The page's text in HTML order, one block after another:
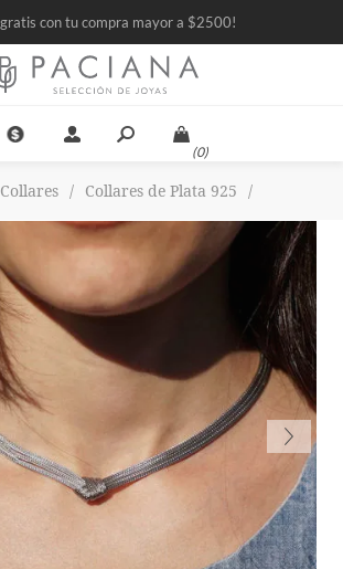
gratis con tu compra mayor a $2500!
(0)
Collares / Collares de Plata 925 /